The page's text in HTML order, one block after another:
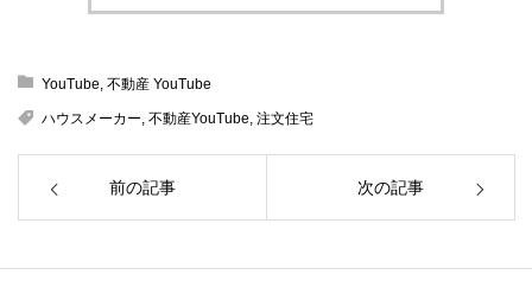
YouTube 不動産 YouTube
ハウスメーカー 不動産YouTube 注文住宅
前の記事 次の記事